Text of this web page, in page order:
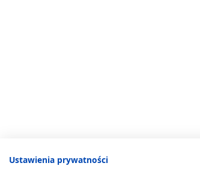
Ustawienia prywatności